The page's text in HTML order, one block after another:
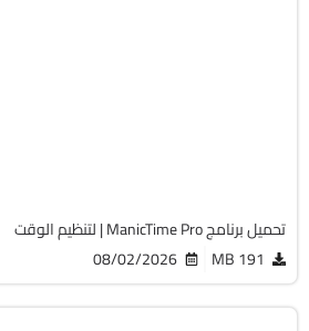
تحميل برنامج ManicTime Pro | لتنظيم الوقت
191 MB
08/02/2026